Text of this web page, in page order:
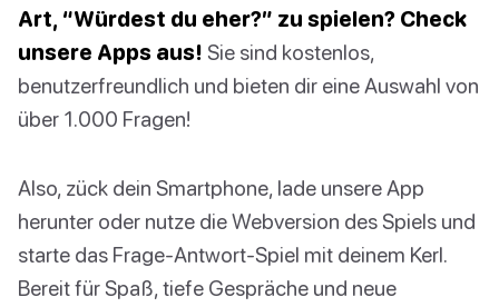
Art, “Würdest du eher?” zu spielen? Check
unsere Apps aus! Sie sind kostenlos,
benutzerfreundlich und bieten dir eine Auswahl von
über 1.000 Fragen!
Also, zück dein Smartphone, lade unsere App
herunter oder nutze die Webversion des Spiels und
starte das Frage-Antwort-Spiel mit deinem Kerl.
Bereit für Spaß, tiefe Gespräche und neue